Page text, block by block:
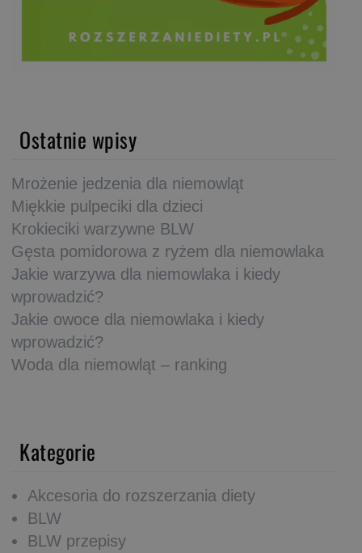
Ostatnie wpisy
Mrożenie jedzenia dla niemowląt
Miękkie pulpeciki dla dzieci
Krokieciki warzywne BLW
Gęsta pomidorowa z ryżem dla niemowlaka
Jakie warzywa dla niemowlaka i kiedy
wprowadzić?
Jakie owoce dla niemowlaka i kiedy
wprowadzić?
Woda dla niemowląt – ranking
Kategorie
Akcesoria do rozszerzania diety
BLW
BLW przepisy